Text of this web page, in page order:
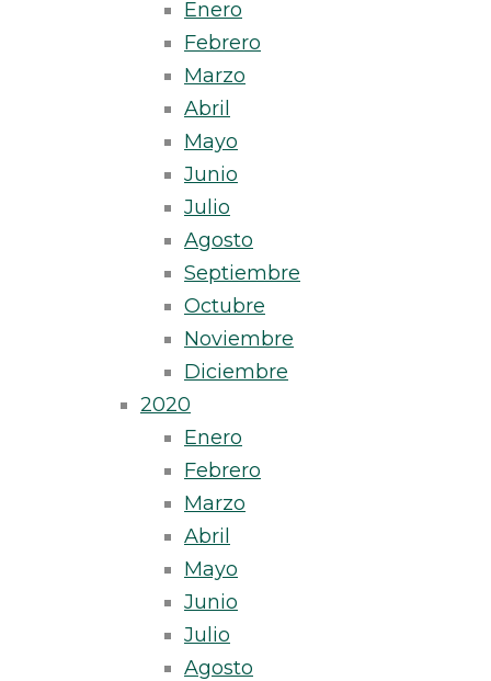
Enero
Febrero
Marzo
Abril
Mayo
Junio
Julio
Agosto
Septiembre
Octubre
Noviembre
Diciembre
2020
Enero
Febrero
Marzo
Abril
Mayo
Junio
Julio
Agosto